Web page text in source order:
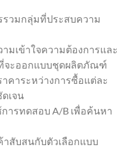
วมกลุ่มที่ประสบความ
มเข้าใจความต้องการและ
จะออกแบบชุดผลิตภัณฑ์
คาระหว่างการซื้อแต่ละ
เจน
ารทดสอบ A/B เพื่อค้นหา
าสับสนกับตัวเลือกแบบ